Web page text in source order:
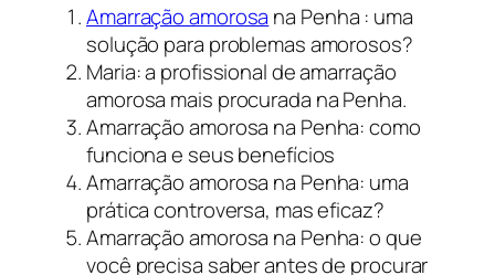
Amarração amorosa na Penha : uma
solução para problemas amorosos?
Maria: a profissional de amarração
amorosa mais procurada na Penha.
Amarração amorosa na Penha: como
funciona e seus benefícios
Amarração amorosa na Penha: uma
prática controversa, mas eficaz?
Amarração amorosa na Penha: o que
você precisa saber antes de procurar